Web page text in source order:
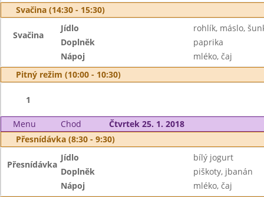
Svačina (14:30 - 15:30)
Svačina
Jídlo
rohlík, máslo,
Doplněk
paprika
Nápoj
mléko, čaj
Pitný režim (10:00 - 10:30)
1
Menu Chod
Čtvrtek 25. 1. 2018
Přesnídávka (8:30 - 9:30)
Přesnídávka
Jídlo
bílý jogurt
Doplněk
piškoty, jbanán
Nápoj
mléko, čaj